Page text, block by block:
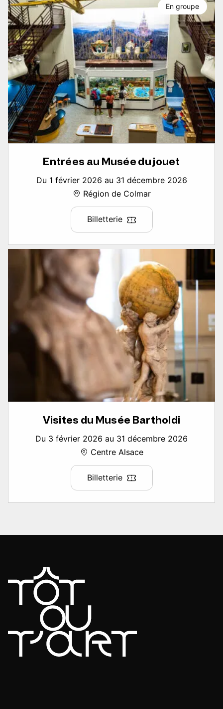
Entrées au Musée du jouet
Du 1 février 2026 au 31 décembre 2026
Région de Colmar
Billetterie
En groupe
Visites du Musée Bartholdi
Du 3 février 2026 au 31 décembre 2026
Centre Alsace
Billetterie